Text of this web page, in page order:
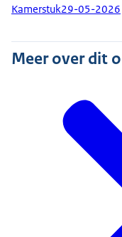
Kamerstuk29-05-2026
Meer over dit